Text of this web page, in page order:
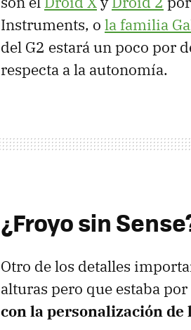
Instruments, o la familia
del G2 estará un poco por
respecta a la autonomía.
¿Froyo sin
Otro de los detalles
alturas pero que estaba
con la personalización de